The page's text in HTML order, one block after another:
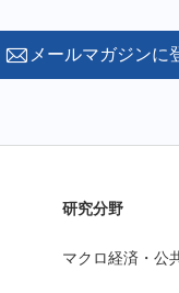
メールマガジンに
研究分野
マクロ経済・公